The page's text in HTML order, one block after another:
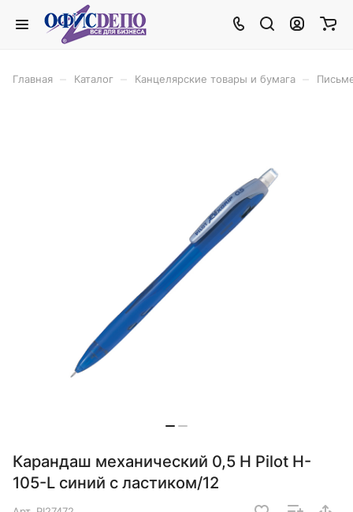
Главная Каталог Канцелярские товары и бумага
Карандаш механический 0,5 H Pilot H-
105-L синий с ластиком/12